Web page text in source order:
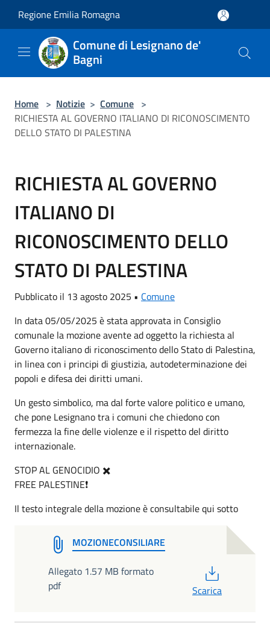
Regione Emilia Romagna
Comune di Lesignano de'
Bagni
Home > Notizie > Comune >
RICHIESTA AL GOVERNO ITALIANO DI RICONOSCIMENTO
DELLO STATO DI PALESTINA
RICHIESTA AL GOVERNO
ITALIANO DI
RICONOSCIMENTO DELLO
STATO DI PALESTINA
Pubblicato il 13 agosto 2025 • Comune
In data 05/05/2025 è stata approvata in Consiglio
comunale la mozione avente ad oggetto la richiesta al
Governo italiano di riconoscimento dello Stato di Palestina,
in linea con i principi di giustizia, autodeterminazione dei
popoli e difesa dei diritti umani.
Un gesto simbolico, ma dal forte valore politico e umano,
che pone Lesignano tra i comuni che chiedono con
fermezza la fine delle violenze e il rispetto del diritto
internazionale.
STOP AL GENOCIDIO ✖️
FREE PALESTINE❗
Il testo integrale della mozione è consultabile qui sotto
MOZIONECONSILIARE
Allegato 1.57 MB formato
pdf
Scarica